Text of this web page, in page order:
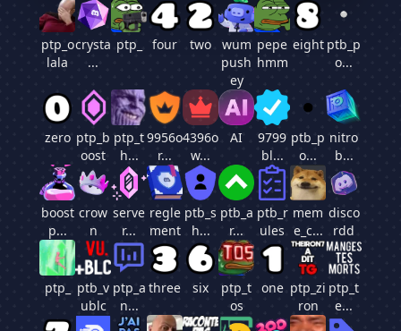
ptp_o
lala
crysta
...
ptp_ four two
wum
push
ey
pepe
hmm
eight ptb_p
o...
zero ptp_b
oost
ptp_t
h...
9956o
r...
4396o
w...
AI
9799
bl...
ptb_p
o...
nitro
b...
boost
p...
crow
n
serve
r...
regle
ment
ptb_s
h...
ptb_a
r...
ptb_r
ules
mem
e_c...
disco
rdd
ptp_
ptb_v
ublc
ptp_a
n...
three six
ptp_t
os
one ptp_zi
ron
ptp_t
e...